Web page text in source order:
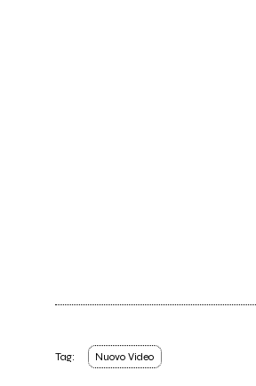
Tag: Nuovo Video